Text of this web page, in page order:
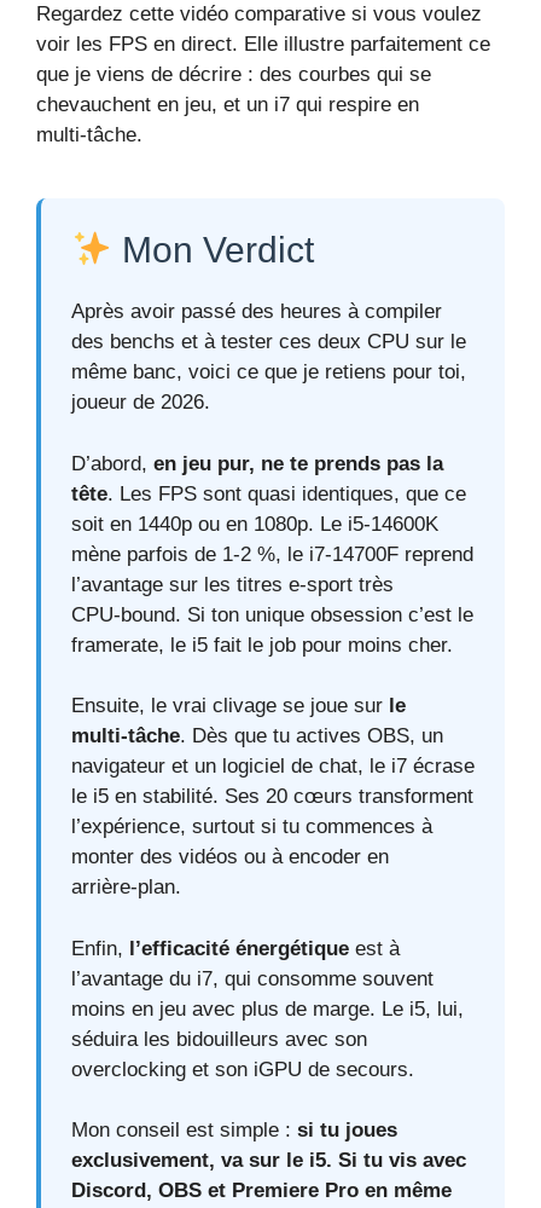
Regardez cette vidéo comparative si vous voulez
voir les FPS en direct. Elle illustre parfaitement ce
que je viens de décrire : des courbes qui se
chevauchent en jeu, et un i7 qui respire en
multi‑tâche.
Mon Verdict
Après avoir passé des heures à compiler
des benchs et à tester ces deux CPU sur le
même banc, voici ce que je retiens pour toi,
joueur de 2026.
D’abord, en jeu pur, ne te prends pas la
tête. Les FPS sont quasi identiques, que ce
soit en 1440p ou en 1080p. Le i5‑14600K
mène parfois de 1‑2 %, le i7‑14700F reprend
l’avantage sur les titres e‑sport très
CPU‑bound. Si ton unique obsession c’est le
framerate, le i5 fait le job pour moins cher.
Ensuite, le vrai clivage se joue sur le
multi‑tâche. Dès que tu actives OBS, un
navigateur et un logiciel de chat, le i7 écrase
le i5 en stabilité. Ses 20 cœurs transforment
l’expérience, surtout si tu commences à
monter des vidéos ou à encoder en
arrière‑plan.
Enfin, l’efficacité énergétique est à
l’avantage du i7, qui consomme souvent
moins en jeu avec plus de marge. Le i5, lui,
séduira les bidouilleurs avec son
overclocking et son iGPU de secours.
Mon conseil est simple : si tu joues
exclusivement, va sur le i5. Si tu vis avec
Discord, OBS et Premiere Pro en même